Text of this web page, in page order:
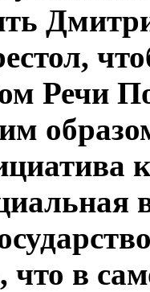
Речи
что в